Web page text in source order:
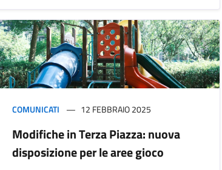
COMUNICATI 12 FEBBRAIO 2025
Modifiche in Terza Piazza: nuova
disposizione per le aree gioco